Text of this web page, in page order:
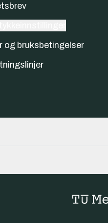
og bruksbetingelser